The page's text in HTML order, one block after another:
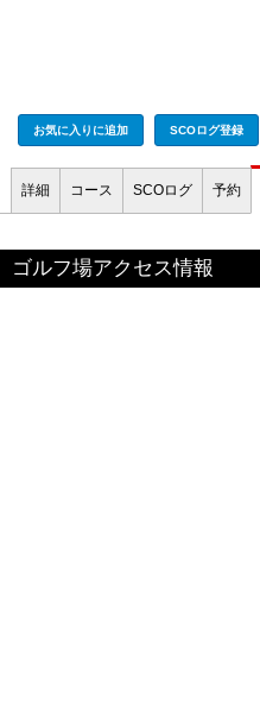
お気に入りに追加 SCOログ登録
詳細 コース SCOログ 予約
ゴルフ場アクセス情報